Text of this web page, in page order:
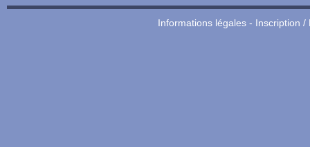
Informations légales- Inscription